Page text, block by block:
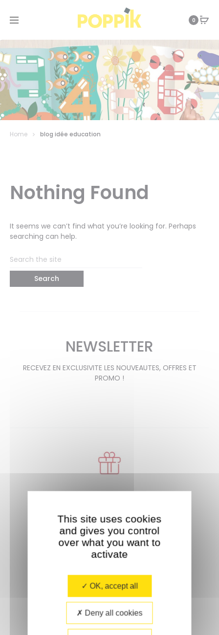
0
Home blog idée education
Nothing Found
It seems we can’t find what you’re looking for. Perhaps
searching can help.
Search
NEWSLETTER
RECEVEZ EN EXCLUSIVITE LES NOUVEAUTES, OFFRES ET
PROMO !
À partir de 35€ d'achat.
Paiement sécurisé
This site uses cookies
and gives you control
over what you want to
activate
OK, accept all
Deny all cookies